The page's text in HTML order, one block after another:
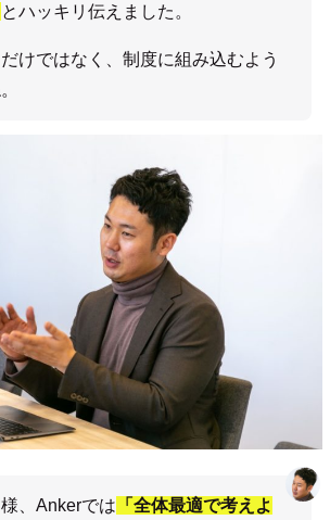
とハッキリ伝えました。
けではなく、制度に組み込むよう
、Ankerでは 「全体最適で考えよ